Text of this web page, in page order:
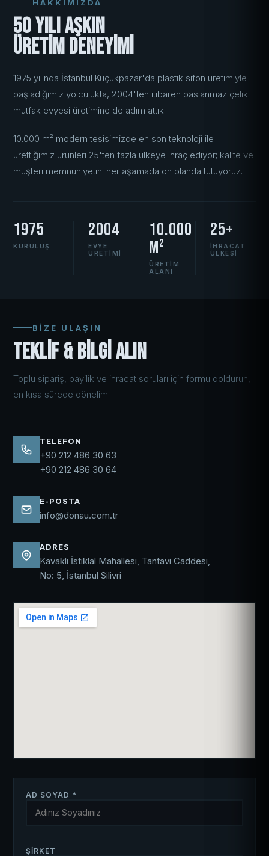
HAKKIMIZDA
50 Yılı Aşkın
Üretim Deneyimi
1975 yılında İstanbul Küçükpazar'da plastik sifon üretimiyle
başladığımız yolculukta, 2004'ten itibaren paslanmaz çelik
mutfak evyesi üretimine de adım attık.
10.000 m² modern tesisimizde en son teknoloji ile
ürettiğimiz ürünleri 25'ten fazla ülkeye ihraç ediyor; kalite ve
müşteri memnuniyetini her aşamada ön planda tutuyoruz.
1975
KURULUŞ
2004
EVYE
ÜRETIMI
10.000
m²
ÜRETIM
ALANI
25+
İHRACAT
ÜLKESI
BIZE ULAŞIN
Teklif & Bilgi Alın
Toplu sipariş, bayilik ve ihracat soruları için formu doldurun,
en kısa sürede dönelim.
TELEFON
+90 212 486 30 63
+90 212 486 30 64
E-POSTA
info@donau.com.tr
ADRES
Kavaklı İstiklal Mahallesi, Tantavi Caddesi,
No: 5, İstanbul Silivri
AD SOYAD *
ŞIRKET